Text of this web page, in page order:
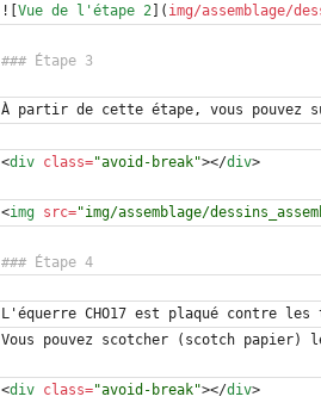
![Vue de l'étape 2]( img/assemblage/
<div class="avoid-break"></div>
<img src="img/assemblage/
<div class="avoid-break"></div>